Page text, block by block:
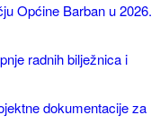
Općine Barban u 2026.
radnih bilježnica i
dokumentacije za